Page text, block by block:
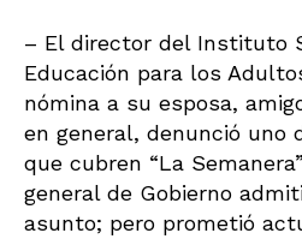
– El director del Instituto
Educación para los
nómina a su esposa,
en general, denunció uno
que cubren “La
general de Gobierno
asunto; pero prometió